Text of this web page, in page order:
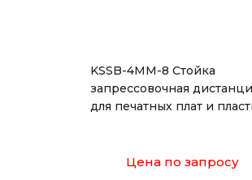
KSSB-4MM-8 Стойка
запрессовочная
для печатных плат и
Цена по запросу